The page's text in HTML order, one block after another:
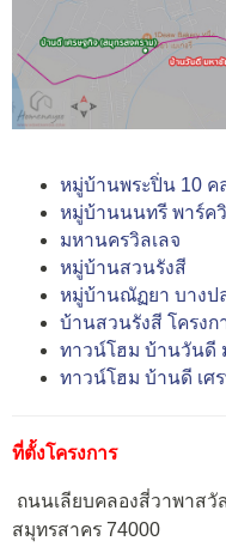
หมู่บ้านพระปิ่น 10 ค
หมู่บ้านนนทรี พาร์ค
มหานครวิลเลจ
หมู่บ้านสวนรังสี
หมู่บ้านณัฏยา บางป
บ้านสวนรังสี โครงก
ทาวน์โฮม บ้านวันดี
ทาวน์โฮม บ้านดี เศ
ที่ตั้งโครงการ
ถนนเลียบคลองสี่วาพาสวั
สมุทรสาคร 74000